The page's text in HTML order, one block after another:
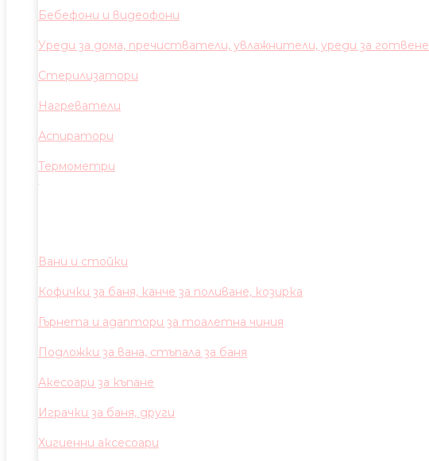
Бебефони и видеофони
Уреди за дома, пречистватели, увлажнители, уреди за готвене
Стерилизатори
Нагреватели
Аспиратори
Термометри
Вани и стойки
Кофички за баня, канче за поливане, козирка
Гърнета и адаптори за тоалетна чиния
Подложки за вана, стъпала за баня
Акесоари за къпане
Играчки за баня, други
Хигиенни аксесоари